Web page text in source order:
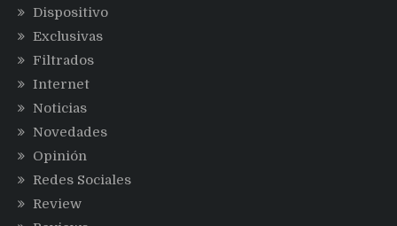
Dispositivo
Exclusivas
Filtrados
Internet
Noticias
Novedades
Opinión
Redes Sociales
Review